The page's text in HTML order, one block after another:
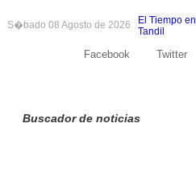
El Tiempo en
Tandil
S�bado 08 Agosto de 2026
Facebook Twitter
Buscador de noticias